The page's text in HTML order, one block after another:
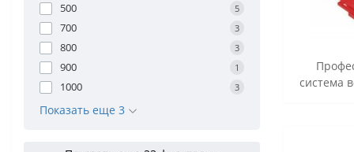
500 5
700 3
800 3
900 1
1000 3
Показать еще 3
система